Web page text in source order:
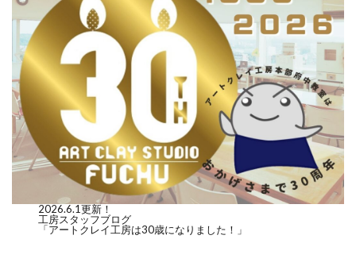
2026.6.1更新！
工房スタッフブログ
「アートクレイ工房は30歳になりました！」